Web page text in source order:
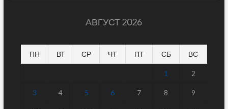
АВГУСТ 2026
ПН ВТ СР ЧТ ПТ СБ ВС
1 2
3 4 5 6 7 8 9